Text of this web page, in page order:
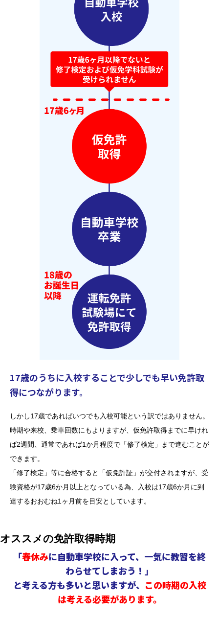
17歳のうちに入校することで少しでも早い免許取
得につながります。
しかし17歳であればいつでも入校可能という訳ではありません。
時期や来校、乗車回数にもよりますが、仮免許取得までに早けれ
ば2週間、通常であれば1か月程度で「修了検定」まで進むことが
できます。
「修了検定」等に合格すると「仮免許証」が交付されますが、受
験資格が17歳6か月以上となっている為、入校は17歳6か月に到
達するおおむね1ヶ月前を目安としています。
オススメの免許取得時期
「春休みに自動車学校に入って、一気に教習を終
わらせてしまおう！」
と考える方も多いと思いますが、 この時期の入校
は考える必要があります。